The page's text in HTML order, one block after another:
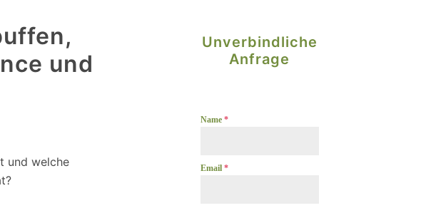
und
und welche
Unverbindliche
Anfrage
Name *
Email *